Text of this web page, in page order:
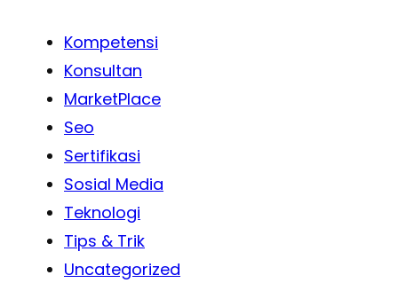
Kompetensi
Konsultan
MarketPlace
Seo
Sertifikasi
Sosial Media
Teknologi
Tips & Trik
Uncategorized